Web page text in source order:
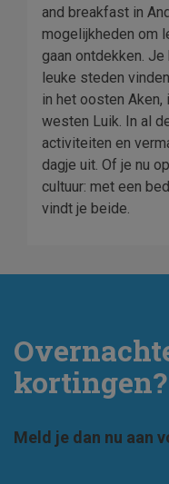
and breakfast in
mogelijkheden om
gaan ontdekken.
leuke steden
in het oosten Aken,
westen Luik. In al
activiteiten en
dagje uit. Of je nu
cultuur: met een
vindt je beide.
kortingen?
Meld je dan nu aan